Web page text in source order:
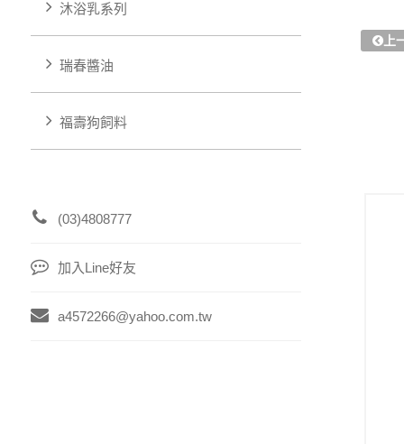
上
沐浴乳系列
瑞春醬油
福壽狗飼料
(03)4808777
加入Line好友
a4572266@yahoo.com.tw